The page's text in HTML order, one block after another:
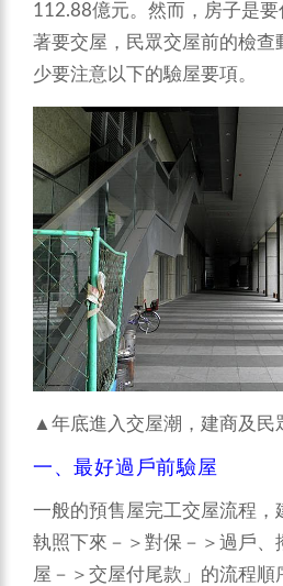
112.88億元。然而，房子是
著要交屋，民眾交屋前的檢查
少要注意以下的驗屋要項。
▲年底進入交屋潮，建商及民
一、最好過戶前驗屋
一般的預售屋完工交屋流程，
執照下來－＞對保－＞過戶、
屋－＞交屋付尾款」的流程